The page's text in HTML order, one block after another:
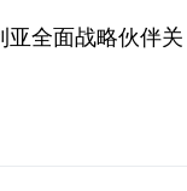
全面战略伙伴关